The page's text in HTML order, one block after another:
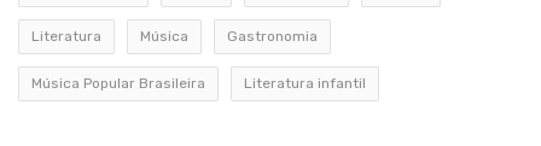
Literatura Música Gastronomia
Música Popular Brasileira Literatura infantil